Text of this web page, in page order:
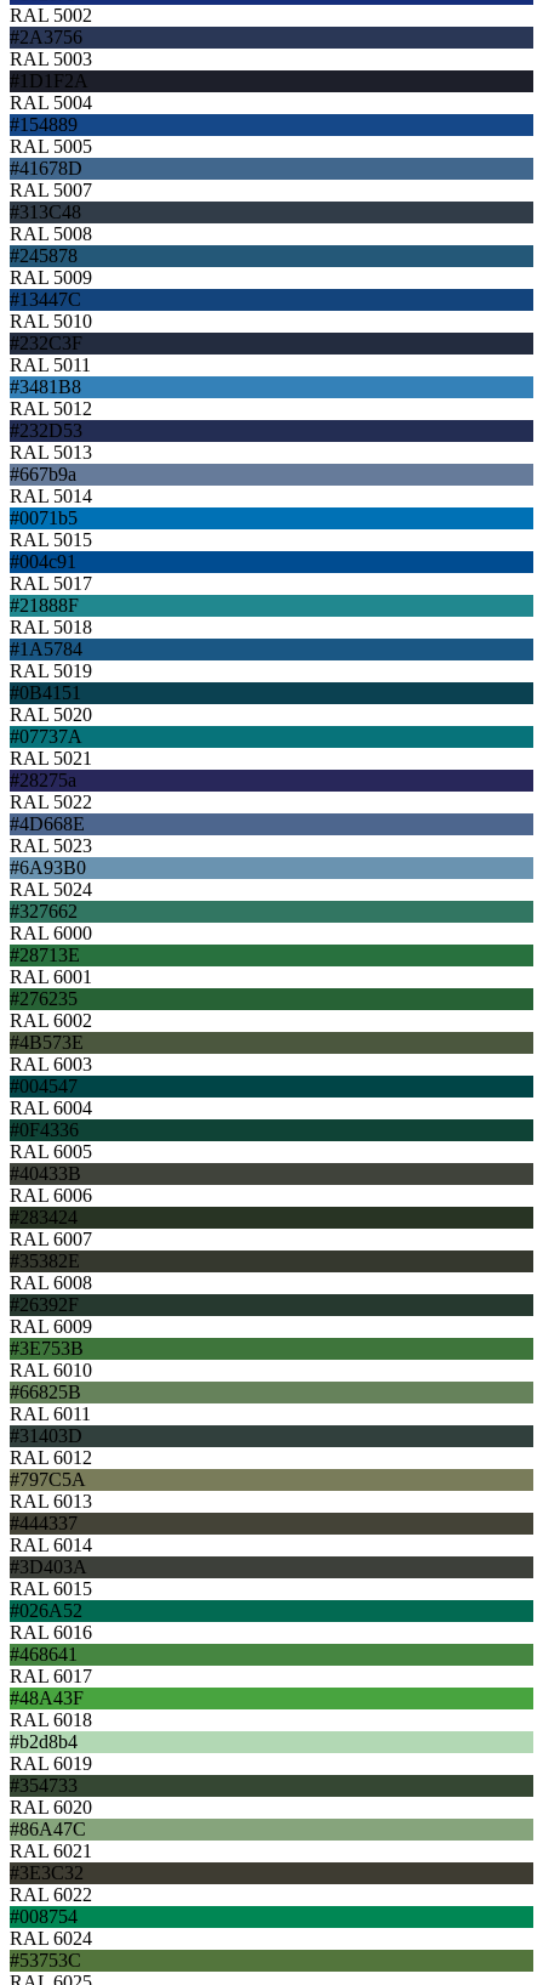
RAL 5002
#2A3756
RAL 5003
#1D1F2A
RAL 5004
#154889
RAL 5005
#41678D
RAL 5007
#313C48
RAL 5008
#245878
RAL 5009
#13447C
RAL 5010
#232C3F
RAL 5011
#3481B8
RAL 5012
#232D53
RAL 5013
#667b9a
RAL 5014
#0071b5
RAL 5015
#004c91
RAL 5017
#21888F
RAL 5018
#1A5784
RAL 5019
#0B4151
RAL 5020
#07737A
RAL 5021
#28275a
RAL 5022
#4D668E
RAL 5023
#6A93B0
RAL 5024
#327662
RAL 6000
#28713E
RAL 6001
#276235
RAL 6002
#4B573E
RAL 6003
#004547
RAL 6004
#0F4336
RAL 6005
#40433B
RAL 6006
#283424
RAL 6007
#35382E
RAL 6008
#26392F
RAL 6009
#3E753B
RAL 6010
#66825B
RAL 6011
#31403D
RAL 6012
#797C5A
RAL 6013
#444337
RAL 6014
#3D403A
RAL 6015
#026A52
RAL 6016
#468641
RAL 6017
#48A43F
RAL 6018
#b2d8b4
RAL 6019
#354733
RAL 6020
#86A47C
RAL 6021
#3E3C32
RAL 6022
#008754
RAL 6024
#53753C